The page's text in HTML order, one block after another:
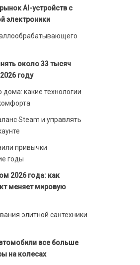
AI-устройств с
электроники
около 33 тысяч
году
какие технологии
Steam и управлять
привычки
годы
2026 года: как
меняет мировую
элитной сантехники
все больше
на колесах